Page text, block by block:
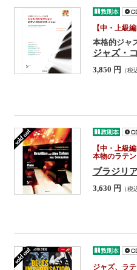
【中・上級
本格的ジャ
ジャズ・
3,850 円 （税
【中・上級
本物のラテ
ブラジリ
3,630 円 （税
ジャズ、ラ